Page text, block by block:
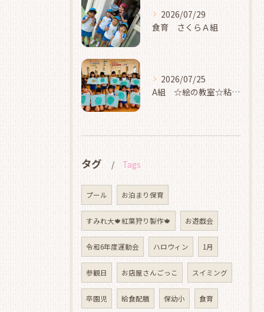
2026/07/29
食育 さくらＡ組
2026/07/25
A組 ☆絵の教室☆粘土☆
タグ Tags
プール お泊まり保育
すみれ大🍁紅葉狩り製作🍁 お遊戯会
令和6年度運動会 ハロウィン 1月
参観日 お店屋さんごっこ スイミング
卒園児 給食配膳 保幼小 食育